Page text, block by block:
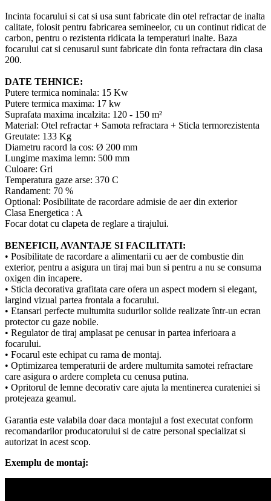
Incinta focarului si cat si usa sunt fabricate din otel refractar de inalta
calitate, folosit pentru fabricarea semineelor, cu un continut ridicat de
carbon, pentru o rezistenta ridicata la temperaturi inalte. Baza
focarului cat si cenusarul sunt fabricate din fonta refractara din clasa
200.
DATE TEHNICE:
Putere termica nominala: 15 Kw
Putere termica maxima: 17 kw
Suprafata maxima incalzita: 120 - 150 m²
Material: Otel refractar + Samota refractara + Sticla termorezistenta
Greutate: 133 Kg
Diametru racord la cos: Ø 200 mm
Lungime maxima lemn: 500 mm
Culoare: Gri
Temperatura gaze arse: 370 C
Randament: 70 %
Optional: Posibilitate de racordare admisie de aer din exterior
Clasa Energetica : A
Focar dotat cu clapeta de reglare a tirajului.
BENEFICII, AVANTAJE SI FACILITATI:
• Posibilitate de racordare a alimentarii cu aer de combustie din
exterior, pentru a asigura un tiraj mai bun si pentru a nu se consuma
oxigen din incapere.
• Sticla decorativa grafitata care ofera un aspect modern si elegant,
largind vizual partea frontala a focarului.
• Etansari perfecte multumita sudurilor solide realizate într-un ecran
protector cu gaze nobile.
• Regulator de tiraj amplasat pe cenusar in partea inferioara a
focarului.
• Focarul este echipat cu rama de montaj.
• Optimizarea temperaturii de ardere multumita samotei refractare
care asigura o ardere completa cu cenusa putina.
• Opritorul de lemne decorativ care ajuta la mentinerea curateniei si
protejeaza geamul.
Garantia este valabila doar daca montajul a fost executat conform
recomandarilor producatorului si de catre personal specializat si
autorizat in acest scop.
Exemplu de montaj: